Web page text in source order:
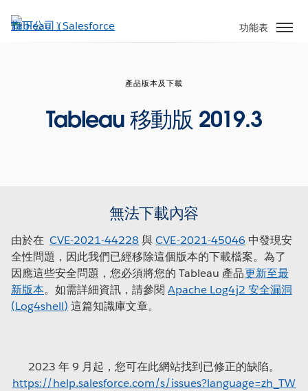
至
功能表
產品版本及下載
Tableau 移動版 2019.3
無法下載內容
由於在CVE-2021-44228 與CVE-2021-45046 中發現安
全性問題，因此我們已經移除這個版本的下載檔案。為了
因應這些安全問題，您必須將您的 Tableau 產品更新至最
新版本。如需詳細資訊，請參閱Apache Log4j2 安全漏洞
(Log4shell) 這篇知識庫文章。
2023 年 9 月起，您可在此網站找到已修正的缺陷。
https://help.salesforce.com/s/issues?language=zh_TW